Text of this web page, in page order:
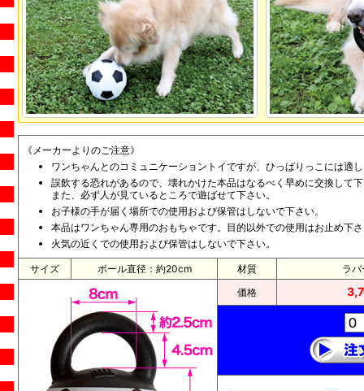
《メーカーよりのご注意》
ワンちゃんとのコミュニケーショントイですが、ひっぱりっこには適
誤飲する恐れがあるので、壊れかけた本品はなるべく早めに交換して
また、必ず人が見ているところで遊ばせて下さい。
お子様の手が届く場所での使用および保管はしないで下さい。
本品はワンちゃん専用のおもちゃです。目的以外での使用はお止め下
火気の近くでの使用および保管はしないで下さい。
サイズ ボール直径：約20cm 材質
ラ
価格